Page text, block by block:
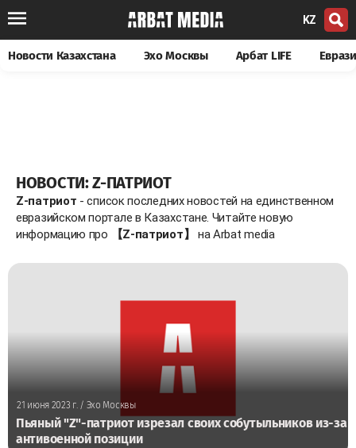
KZ
Новости Казахстана Эхо Москвы Арбат LIFE
НОВОСТИ: Z-ПАТРИОТ
Z-патриот - список последних новостей на единственном
евразийском портале в Казахстане. Читайте новую
информацию про
【Z-патриот】 на Arbat media
21 июня 2023 г./ Эхо Москвы
Пьяный "Z"-патриот изрезал своих собутыльников из-за
антивоенной позиции